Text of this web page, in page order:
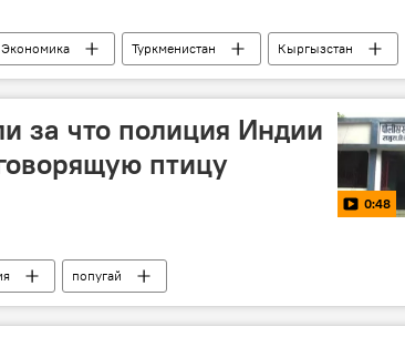
Экономика Туркменистан
Кыргызстан
Центральная Азия
Таджикистан
за что полиция Индии
птицу
0:48
попугай